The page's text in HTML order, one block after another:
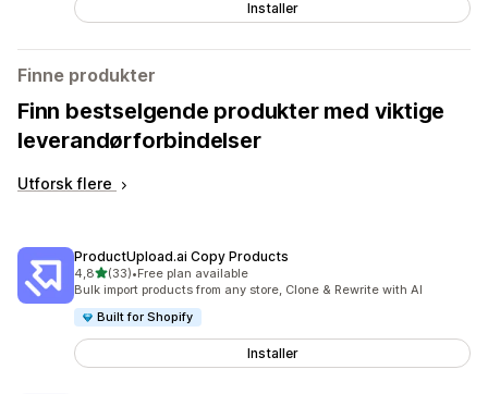
Installer
Finne produkter
Finn bestselgende produkter med viktige
leverandørforbindelser
Utforsk flere
ProductUpload.ai Copy Products
4,8av 5 stjerner
(33)
Totalt 33 omtaler
•Free plan available
Bulk import products from any store, Clone & Rewrite with AI
Built for Shopify
Installer